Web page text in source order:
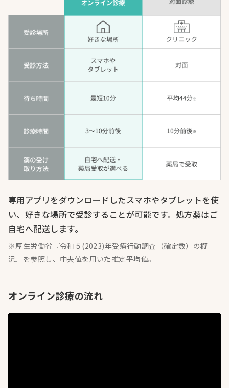
専用アプリをダウンロードしたスマホやタブレットを使
い、好きな場所で受診することが可能です。処方薬はご
自宅へ配送します。
※厚生労働省『令和５(2023)年受療行動調査（確定数）の概
況』を参照し、中央値を用いた推定平均値。
オンライン診療の流れ